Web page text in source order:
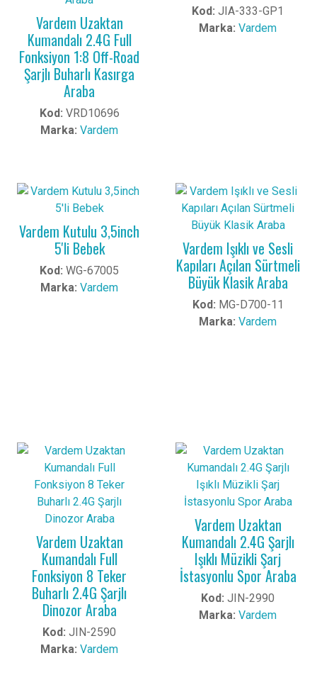
Vardem Uzaktan
Kumandalı 2.4G Full
Fonksiyon 1:8 Off-Road
Şarjlı Buharlı Kasırga
Araba
Kod: VRD10696
Marka: Vardem
Kod: JIA-333-GP1
Marka: Vardem
Vardem Kutulu 3,5inch
5'li Bebek
Kod: WG-67005
Marka: Vardem
Vardem Işıklı ve Sesli
Kapıları Açılan Sürtmeli
Büyük Klasik Araba
Kod: MG-D700-11
Marka: Vardem
Vardem Uzaktan
Kumandalı Full
Fonksiyon 8 Teker
Buharlı 2.4G Şarjlı
Dinozor Araba
Kod: JIN-2590
Marka: Vardem
Vardem Uzaktan
Kumandalı 2.4G Şarjlı
Işıklı Müzikli Şarj
İstasyonlu Spor Araba
Kod: JIN-2990
Marka: Vardem